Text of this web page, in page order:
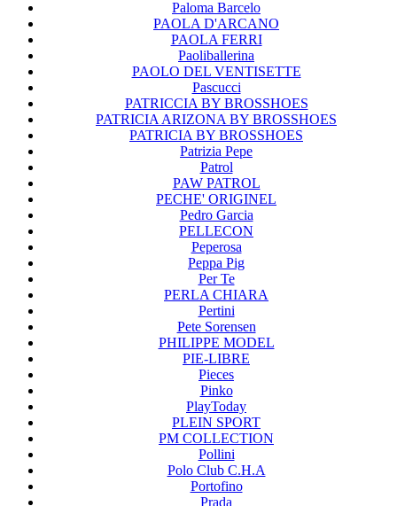
Paloma Barcelo
PAOLA D'ARCANO
PAOLA FERRI
Paoliballerina
PAOLO DEL VENTISETTE
Pascucci
PATRICCIA BY BROSSHOES
PATRICIA ARIZONA BY BROSSHOES
PATRICIA BY BROSSHOES
Patrizia Pepe
Patrol
PAW PATROL
PECHE' ORIGINEL
Pedro Garcia
PELLECON
Peperosa
Peppa Pig
Per Te
PERLA CHIARA
Pertini
Pete Sorensen
PHILIPPE MODEL
PIE-LIBRE
Pieces
Pinko
PlayToday
PLEIN SPORT
PM COLLECTION
Pollini
Polo Club C.H.A
Portofino
Prada